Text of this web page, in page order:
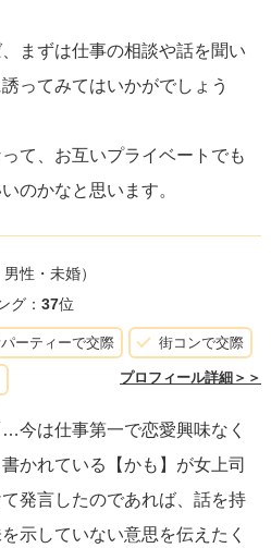
強引にアプローチをすること
せん。彼女が見せるサインや
快適に感じる範囲で距離を縮
恋愛関係に発展するかどうか
できる良い友人、職場のパー
とが土台となります。
まずは仕事の相談や話を聞い
ってみてはいかがでしょう
て、お互いプライベートでも
のかなと思います。
男性・未婚）
グ： 37位
ーティーで交際 街コンで交際
プロフィール詳細＞＞
今は仕事第一で恋愛興味なく
かれている【かも】が女上司
発言したのであれば、話を持
示していない意思を伝えたく